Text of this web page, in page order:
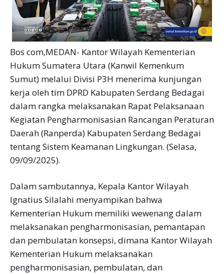
Bos com,MEDAN- Kantor Wilayah Kementerian
Hukum Sumatera Utara (Kanwil Kemenkum
Sumut) melalui Divisi P3H menerima kunjungan
kerja oleh tim DPRD Kabupaten Serdang Bedagai
dalam rangka melaksanakan Rapat Pelaksanaan
Kegiatan Pengharmonisasian Rancangan Peraturan
Daerah (Ranperda) Kabupaten Serdang Bedagai
tentang Sistem Keamanan Lingkungan. (Selasa,
09/09/2025).
Dalam sambutannya, Kepala Kantor Wilayah
Ignatius Silalahi menyampikan bahwa
Kementerian Hukum memiliki wewenang dalam
melaksanakan pengharmonisasian, pemantapan
dan pembulatan konsepsi, dimana Kantor Wilayah
Kementerian Hukum melaksanakan
pengharmonisasian, pembulatan, dan